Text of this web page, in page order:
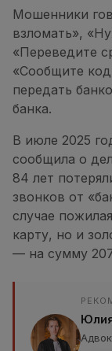
Мошенники
взломать»,
«Переведите
«Сообщите
передать
банка.
В июле 2025
сообщила о
84 лет
звонков от
случае
карту, но и
— на сумму